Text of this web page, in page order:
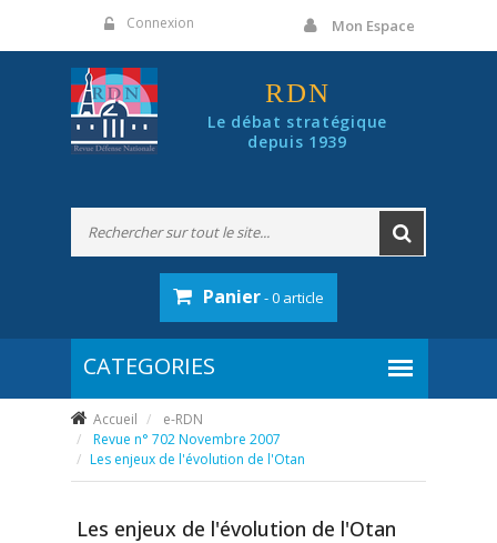
Connexion Mon Espace
RDN
Le débat stratégique
depuis 1939
Panier- 0 article
Accueil
e-RDN
Revue n° 702 Novembre 2007
Les enjeux de l'évolution de l'Otan
Les enjeux de l'évolution de l'Otan